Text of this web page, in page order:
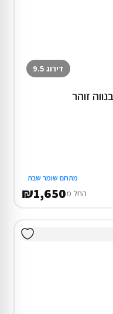
דירוג 9.5
מתחם שומר שבת
החל מ₪1,650